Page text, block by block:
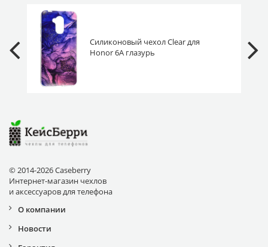
Силиконовый чехол Clear для
Honor 6A глазурь
© 2014-2026 Caseberry
Интернет-магазин чехлов
и аксессуаров для телефона
О компании
Новости